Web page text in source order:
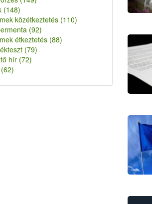
(148)
közétkeztetés (110)
(92)
étkeztetés (88)
(79)
hír (72)
(62)